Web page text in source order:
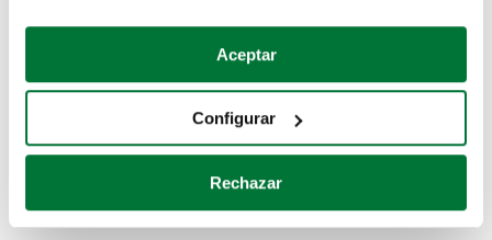
Si lo permite, también quisiéramos:
Recopilar información sobre su ubicación geográfica
Identificar su dispositivo analizándolo activamente
para buscar características específicas (huellas
Obtenga más información sobre cómo se procesan sus
Aceptar
Configurar
Rechazar
Coches de segunda mano
Coches de km0